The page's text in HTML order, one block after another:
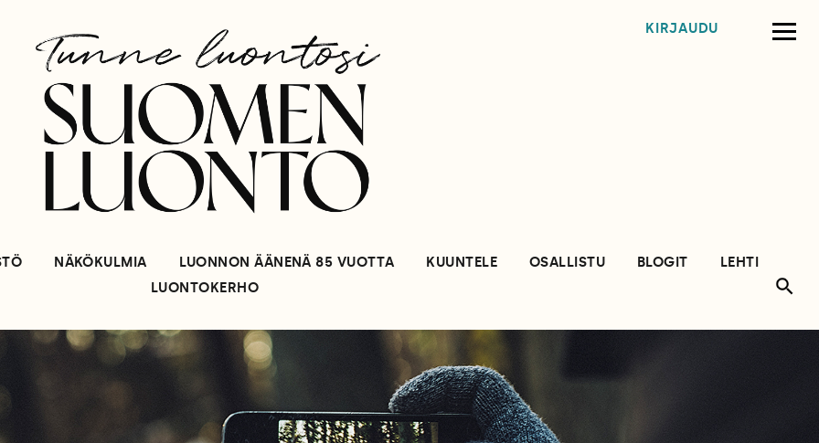
KIRJAUDU
NÄKÖKULMIA LUONNON ÄÄNENÄ 85 VUOTTA KUUNTELE OSALLISTU BLOGIT
LEHTI
LUONTOKERHO